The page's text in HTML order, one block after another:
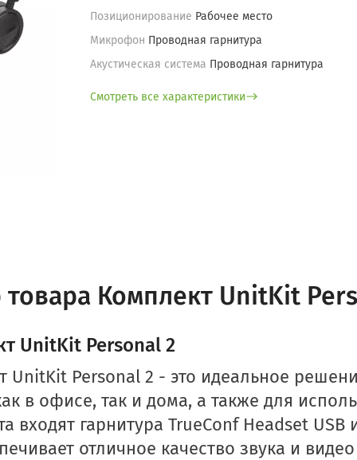
Позиционирование Рабочее место
Микрофон Проводная гарнитура
Акустическая система Проводная гарнитура
Смотреть все характеристики
Комплект UnitKit
UnitKit Personal 2
UnitKit Personal 2 - это идеальное
в офисе, так и дома, а также для
входят гарнитура TrueConf Headset USB
отличное качество звука и